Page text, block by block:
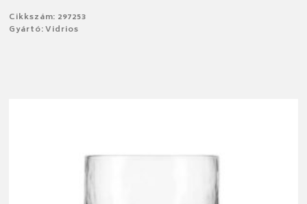
Cikkszám: 297253
Gyártó: Vidrios